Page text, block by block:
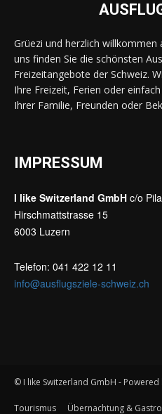
Grüezi und herzlich
uns finden Sie die schönsten
Freizeitangebote der Schweiz.
Ihre Freizeit, Ferien oder
Ihrer Familie, Freunden oder
IMPRESSUM
I like Switzerland GmbH c/o
Hirschmattstrasse 15
6003 Luzern
Telefon: 041 422 12 11
info@ausflugsziele-schweiz.ch
© I like Switzerland GmbH - Powered
Tourismus Übernachtung &